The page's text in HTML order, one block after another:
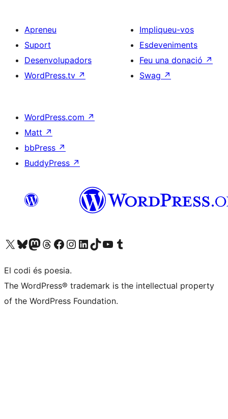
Apreneu
Suport
Desenvolupadors
WordPress.tv ↗
Impliqueu-vos
Esdeveniments
Feu una donació ↗
Swag ↗
WordPress.com ↗
Matt ↗
bbPress ↗
BuddyPress ↗
Visiteu el nostre compte X (abans Twitter)
Visiteu el nostre compte de Bluesky
Visiteu el nostre compte al Mastodon
Visiteu el nostre compte de Threads
Visiteu la nostra pàgina al Facebook
Visiteu el nostre compte d'Instagram
Visiteu el nostre compte de LinkedIn
Visiteu el nostre compte de TikTok
Visiteu el nostre canal al YouTube
Visiteu el nostre compte de Tumblr
El codi és poesia.
The WordPress® trademark is the intellectual property
of the WordPress Foundation.